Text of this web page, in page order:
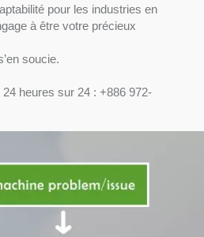
pour les industries en
à être votre précieux
soucie.
heures sur 24 : +886 972-